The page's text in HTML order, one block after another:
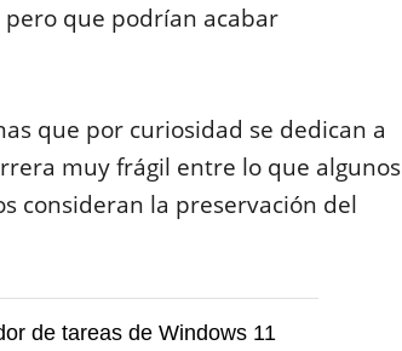
pero que podrían acabar
que por curiosidad se dedican a
muy frágil entre lo que algunos
consideran la preservación del
de tareas de Windows 11